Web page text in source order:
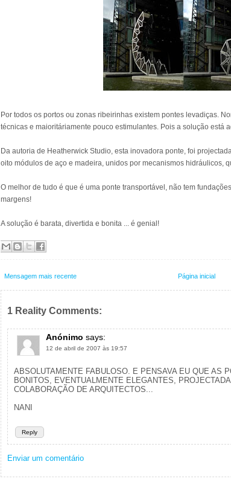
Por todos os portos ou zonas ribeirinhas existem pontes levadiças.
técnicas e maioritáriamente pouco estimulantes. Pois a solução está
Da autoria de Heatherwick Studio, esta inovadora ponte, foi
oito módulos de aço e madeira, unidos por mecanismos hidráulicos,
O melhor de tudo é que é uma ponte transportável, não tem
margens!
A solução é barata, divertida e bonita ... é genial!
Mensagem mais recente Página inicial
1 Reality Comments:
Anónimo says:
12 de abril de 2007 às 19:57
Reply
ABSOLUTAMENTE FABULOSO. E PENSAVA EU QUE AS
BONITOS, EVENTUALMENTE ELEGANTES,
COLABORAÇÃO DE ARQUITECTOS...
NANI
Enviar um comentário